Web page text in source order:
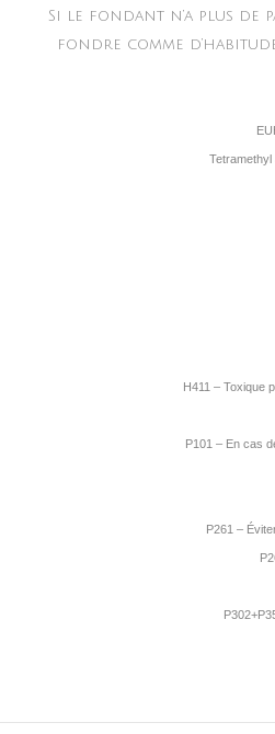
Si le fondant n’a plus de
fondre comme
Tetramethyl
H411 – Toxique
P101 – En cas
P261 –